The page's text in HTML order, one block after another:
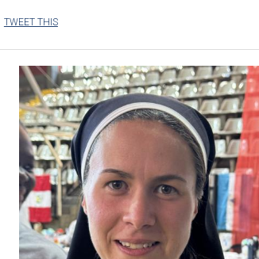
TWEET THIS